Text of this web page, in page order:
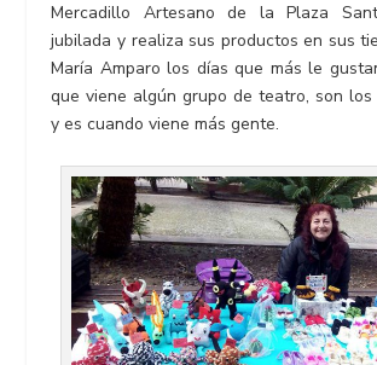
Mercadillo Artesano de la Plaza
jubilada y realiza sus productos en sus
María Amparo los días que más le
que viene algún grupo de teatro, son los
y es cuando viene más gente.